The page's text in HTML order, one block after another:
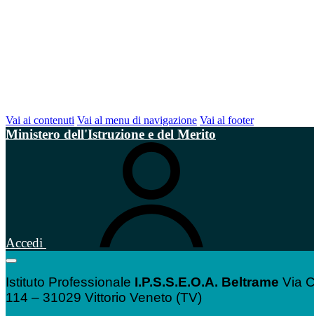
Vai ai contenuti Vai al menu di navigazione Vai al footer
Ministero dell'Istruzione e del Merito
Accedi
Istituto Professionale I.P.S.S.E.O.A. Beltrame Via
114 – 31029 Vittorio Veneto (TV)